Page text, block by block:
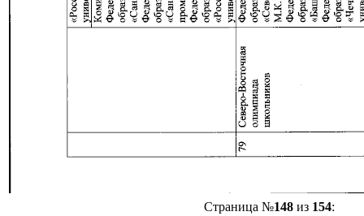
Страница №148из 154: